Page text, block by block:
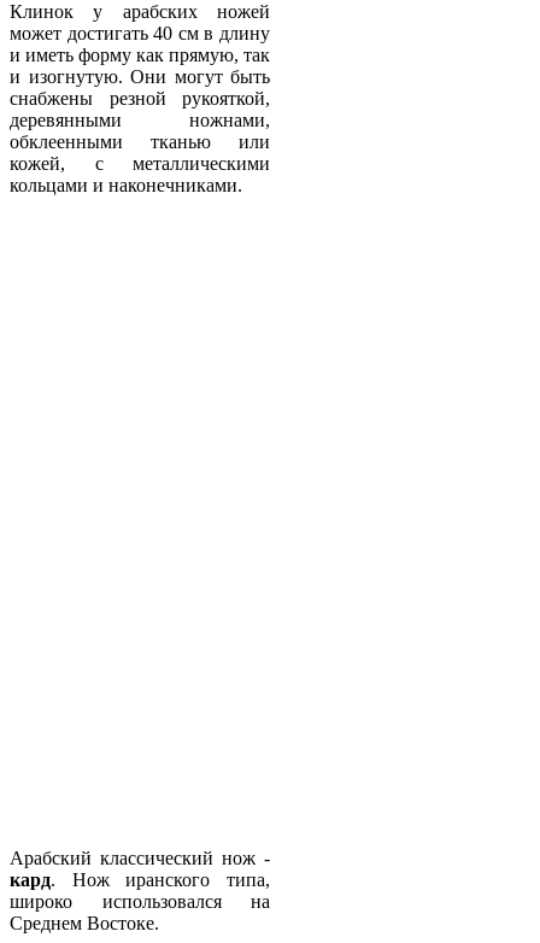
Клинок у арабских ножей
может достигать 40 см в длину
и иметь форму как прямую, так
и изогнутую. Они могут быть
снабжены резной рукояткой,
деревянными ножнами,
обклеенными тканью или
кожей, с металлическими
кольцами и наконечниками.
Арабский классический нож -
кард. Нож иранского типа,
широко использовался на
Среднем Востоке.